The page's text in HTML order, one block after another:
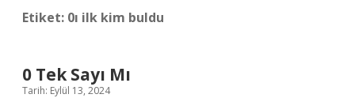
Etiket: 0ı ilk kim buldu
0 Tek Sayı Mı
Tarih: Eylül 13, 2024